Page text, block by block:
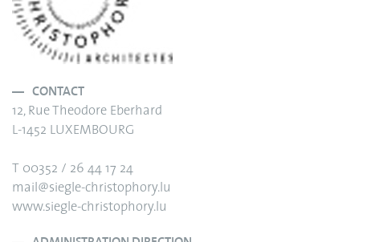
CONTACT
12, Rue Theodore Eberhard
L-1452 LUXEMBOURG
T 00352 / 26 44 17 24
mail@siegle-christophory.lu
www.siegle-christophory.lu